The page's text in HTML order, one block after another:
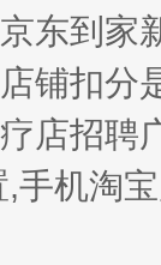
东到家
铺扣分
店招聘
手机淘